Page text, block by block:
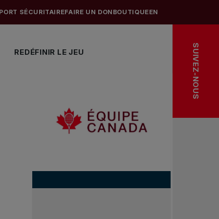
REDÉFINIR LE JEU
SÉCURITAIREFAIRE UN DON BOUTIQUEEN
SUIVEZ-NOUS